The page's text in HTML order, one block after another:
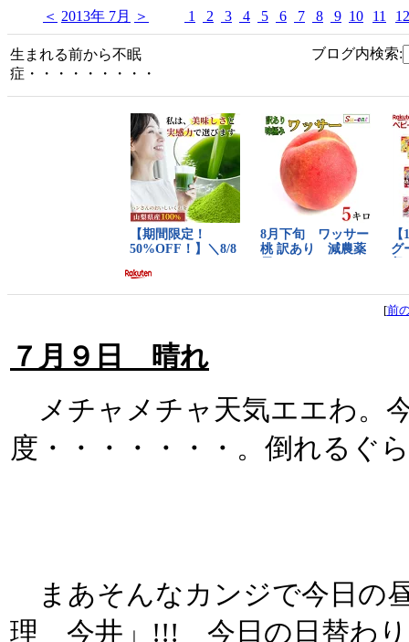
＜ 2013年 7月 ＞ 1 2 3 4 5 6 7 8 9 10 11 12
生まれる前から不眠
症・・・・・・・・・
ブログ内検索:
[前
７月９日 晴れ
メチャメチャ天気エエわ。
度・・・・・・・。倒れるぐ
まあそんなカンジで今日の
理 今井」!!! 今日の日替わり